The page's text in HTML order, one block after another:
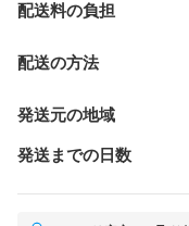
配送料の負担
配送の方法
発送元の地域
発送までの日数